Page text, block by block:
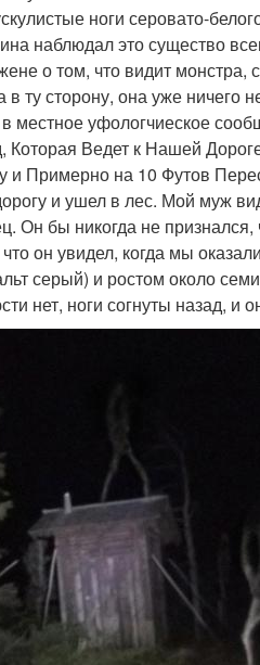
ноги серовато-
наблюдал это существо
о том, что видит монстра,
ту сторону, она уже ничего
уфологчиеское
Которая Ведет к Нашей
и Примерно на 10 Футов
и ушел в лес. Мой муж
Он бы никогда не
он увидел, когда мы
серый) и ростом около
нет, ноги согнуты назад, и